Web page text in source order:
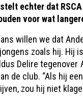
echter dat
voor wat
willen we dat
zoals hij. Hij
Delire tegenover
de club. “Als hij
zou hij niet